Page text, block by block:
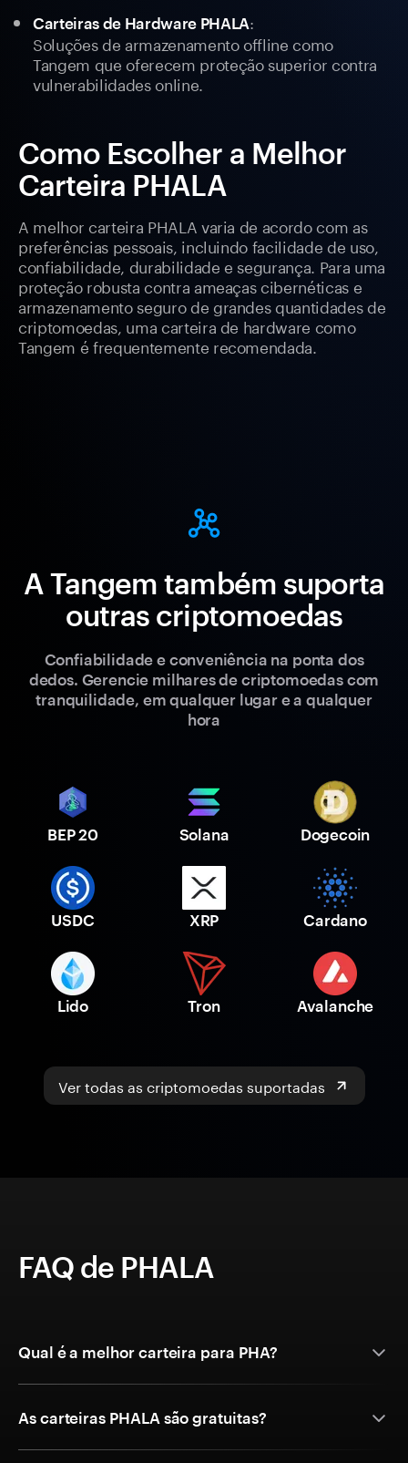
Carteiras de Hardware PHALA:
Soluções de armazenamento offline como
Tangem que oferecem proteção superior contra
vulnerabilidades online.
Como Escolher a Melhor
Carteira PHALA
A melhor carteira PHALA varia de acordo com as
preferências pessoais, incluindo facilidade de uso,
confiabilidade, durabilidade e segurança. Para uma
proteção robusta contra ameaças cibernéticas e
armazenamento seguro de grandes quantidades de
criptomoedas, uma carteira de hardware como
Tangem é frequentemente recomendada.
A Tangem também suporta
outras criptomoedas
Confiabilidade e conveniência na ponta dos
dedos. Gerencie milhares de criptomoedas com
tranquilidade, em qualquer lugar e a qualquer
hora
BEP 20 Solana Dogecoin
USDC XRP Cardano
Lido Tron Avalanche
Ver todas as criptomoedas suportadas
FAQ de PHALA
Qual é a melhor carteira para PHA?
As carteiras PHALA são gratuitas?